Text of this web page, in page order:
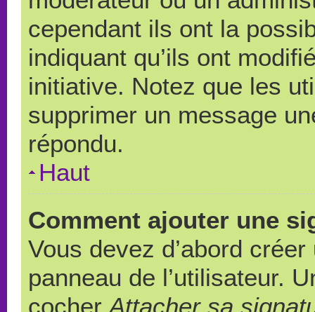
cependant ils ont la
indiquant qu’ils ont
initiative. Notez que les
supprimer un message
répondu.
Haut
Comment ajouter une
Vous devez d’abord
panneau de l’utilisateur.
cocher Attacher sa